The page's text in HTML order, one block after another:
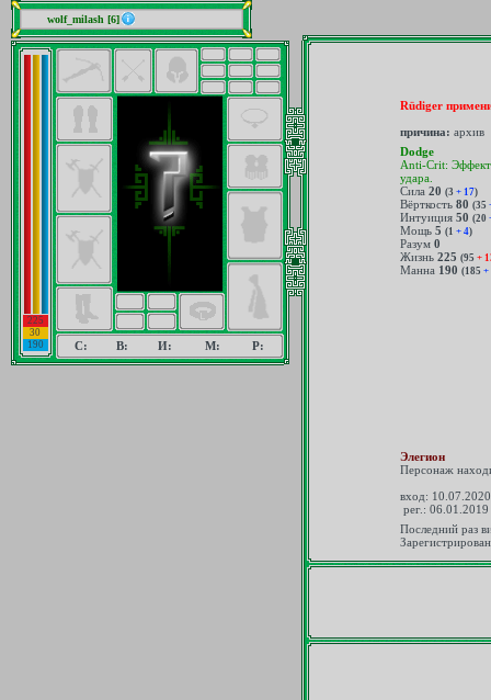
wolf_milash [6]
225
30
190
С: В: И: М: Р:
Rüdiger
причина: архив
Dodge
Anti-Crit:
удара.
Сила 20 (3 + 17)
Вёрткость 80 (35
Интуиция 50 (20
Мощь 5 (1 + 4)
Разум 0
Жизнь 225 (95 +
Манна 190 (185 +
Элегион
Персонаж
вход:
рег.: 06.01.2019
Последний раз